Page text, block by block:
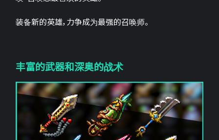
装备新的英雄，力争成为最强的召唤师。
丰富的武器和深奥的战术